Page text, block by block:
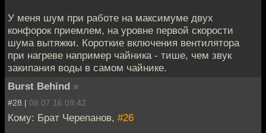
У меня шум при работе на максимуме двух
конфорок приемлем, на уровне первой скорости
шума вытяжки. Короткие включения вентилятора
при нагреве например чайника - тише, чем звук
закипания воды в самом чайнике.
Burst Behind »
#28 | 08.07.16 09:42
Кому: Брат Черепанов, #26